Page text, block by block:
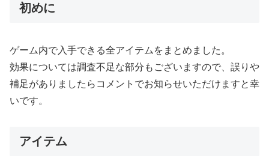
初めに
ゲーム内で入手できる全アイテムをまとめました。
効果については調査不足な部分もございますので、誤りや
補足がありましたらコメントでお知らせいただけますと幸
いです。
アイテム